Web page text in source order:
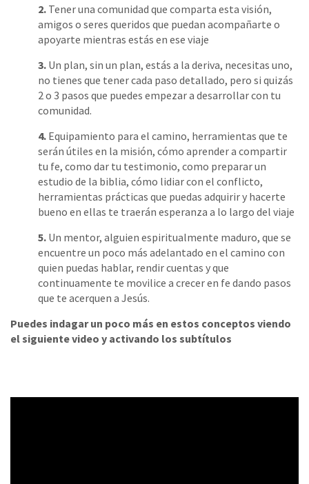
2. Tener una comunidad que comparta esta visión,
amigos o seres queridos que puedan acompañarte o
apoyarte mientras estás en ese viaje
3. Un plan, sin un plan, estás a la deriva, necesitas uno,
no tienes que tener cada paso detallado, pero si quizás
2 o 3 pasos que puedes empezar a desarrollar con tu
comunidad.
4. Equipamiento para el camino, herramientas que te
serán útiles en la misión, cómo aprender a compartir
tu fe, como dar tu testimonio, como preparar un
estudio de la biblia, cómo lidiar con el conflicto,
herramientas prácticas que puedas adquirir y hacerte
bueno en ellas te traerán esperanza a lo largo del viaje
5. Un mentor, alguien espiritualmente maduro, que se
encuentre un poco más adelantado en el camino con
quien puedas hablar, rendir cuentas y que
continuamente te movilice a crecer en fe dando pasos
que te acerquen a Jesús.
Puedes indagar un poco más en estos conceptos viendo
el siguiente video y activando los subtítulos